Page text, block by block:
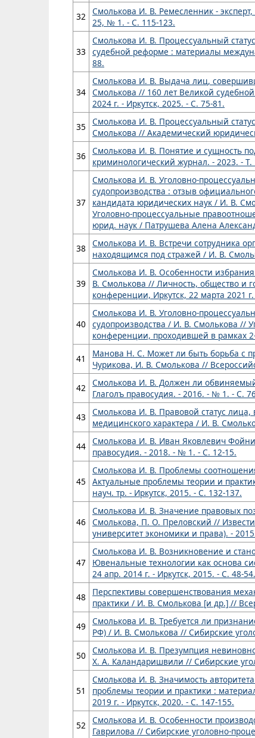
32
Смолькова И. В. Ремесленник -
25, № 1. - С. 115-123.
33
Смолькова И. В. Процессуальный
судебной реформе : материалы
88.
34
Смолькова И. В. Выдача лиц,
Смолькова // 160 лет Великой
2024 г. - Иркутск, 2025. - С. 75-81.
35
Смолькова И. В. Процессуальный
Смолькова // Академический
36 Смолькова И. В. Понятие и сущность
криминологический журнал. - 2023. -
37
Смолькова И. В. Уголовно-
судопроизводства : отзыв
кандидата юридических наук / И. В.
Уголовно-процессуальные
юрид. наук / Патрушева Алена
38
Смолькова И. В. Встречи сотрудника
находящимся под стражей / И. В.
39
Смолькова И. В. Особенности
В. Смолькова // Личность, общество и
конференции, Иркутск, 22 марта 2021
40
Смолькова И. В. Уголовно-
судопроизводства / И. В. Смолькова //
конференции, проходившей в рамках 2-
41
Манова Н. С. Может ли быть борьба с
Чурикова, И. В. Смолькова //
42
Смолькова И. В. Должен ли
Глаголъ правосудия. - 2016. - № 1. - С.
43
Смолькова И. В. Правовой статус
медицинского характера / И. В.
44 Смолькова И. В. Иван Яковлевич
правосудия. - 2018. - № 1. - С. 12-15.
45
Смолькова И. В. Проблемы
Актуальные проблемы теории и
науч. тр. - Иркутск, 2015. - С. 132-137.
46
Смолькова И. В. Значение правовых
Смолькова, П. О. Преловский //
университет экономики и права). -
47
Смолькова И. В. Возникновение и
Ювенальные технологии как основа
24 апр. 2014 г. - Иркутск, 2015. - С. 48-54.
48
Перспективы совершенствования
практики / И. В. Смолькова [и др.] //
49
Смолькова И. В. Требуется ли
РФ) / И. В. Смолькова // Сибирские
50
Смолькова И. В. Презумпция
Х. А. Каландаришвили // Сибирские
51
Смолькова И. В. Значимость
проблемы теории и практики :
2019 г. - Иркутск, 2020. - С. 147-155.
52
Смолькова И. В. Особенности
Гаврилова // Сибирские уголовно-